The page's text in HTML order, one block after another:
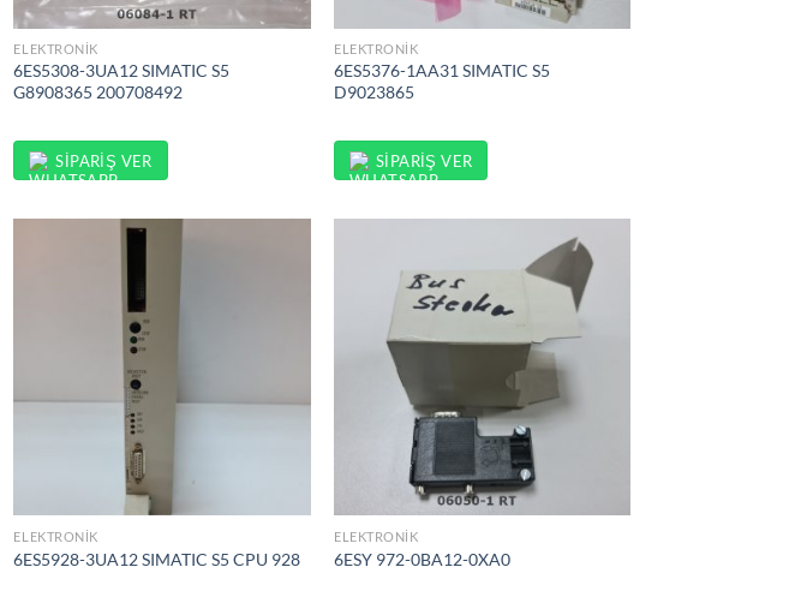
ELEKTRONIK
6ES5308-3UA12 SIMATIC S5
G8908365 200708492
SIPARIŞ VER
ELEKTRONIK
6ES5376-1AA31 SIMATIC S5
D9023865
SIPARIŞ VER
ELEKTRONIK
6ES5928-3UA12 SIMATIC S5 CPU 928
ELEKTRONIK
6ESY 972-0BA12-0XA0